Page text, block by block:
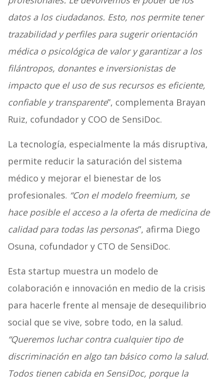
datos a los ciudadanos. Esto, nos permite tener
trazabilidad y perfiles para sugerir orientación
médica o psicológica de valor y garantizar a los
filántropos, donantes e inversionistas de
impacto que el uso de sus recursos es eficiente,
confiable y transparente”, complementa Brayan
Ruiz, cofundador y COO de SensiDoc.
La tecnología, especialmente la más disruptiva,
permite reducir la saturación del sistema
médico y mejorar el bienestar de los
profesionales. “Con el modelo freemium, se
hace posible el acceso a la oferta de medicina de
calidad para todas las personas”, afirma Diego
Osuna, cofundador y CTO de SensiDoc.
Esta startup muestra un modelo de
colaboración e innovación en medio de la crisis
para hacerle frente al mensaje de desequilibrio
social que se vive, sobre todo, en la salud.
“Queremos luchar contra cualquier tipo de
discriminación en algo tan básico como la salud.
Todos tienen cabida en SensiDoc, porque la